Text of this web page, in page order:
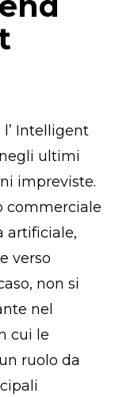
Intelligent
ultimi
impreviste.
commerciale
artificiale,
verso
non si
nel
cui le
ruolo da